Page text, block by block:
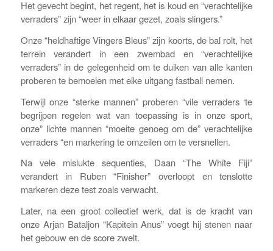
Het gevecht begint, het regent, het is koud en “verachtelijke
verraders” zijn “weer in elkaar gezet, zoals slingers.”
Onze “heldhaftige Vingers Bleus” zijn koorts, de bal rolt, het
terrein verandert in een zwembad en “verachtelijke
verraders” in de gelegenheid om te duiken van alle kanten
proberen te bemoeien met elke uitgang fastball nemen.
Terwijl onze “sterke mannen” proberen “vile verraders ‘te
begrijpen regelen wat van toepassing is in onze sport,
onze” lichte mannen “moeite genoeg om de” verachtelijke
verraders “en markering te omzeilen om te versnellen.
Na vele mislukte sequenties, Daan “The White Fiji”
verandert in Ruben “Finisher” overloopt en tenslotte
markeren deze test zoals verwacht.
Later, na een groot collectief werk, dat is de kracht van
onze Arjan Bataljon “Kapitein Anus” voegt hij stenen naar
het gebouw en de score zwelt.